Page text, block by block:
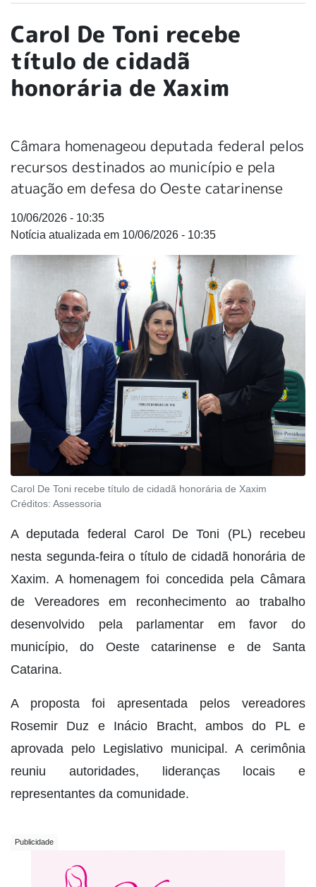
Carol De Toni recebe
título de cidadã
honorária de Xaxim
Câmara homenageou deputada federal pelos
recursos destinados ao município e pela
atuação em defesa do Oeste catarinense
10/06/2026 - 10:35
10/06/2026 - 10:35
Carol De Toni recebe título de cidadã honorária de Xaxim
Créditos: Assessoria
A deputada federal Carol De Toni (PL) recebeu
nesta segunda-feira o título de cidadã honorária de
Xaxim. A homenagem foi concedida pela Câmara
de Vereadores em reconhecimento ao trabalho
desenvolvido pela parlamentar em favor do
município, do Oeste catarinense e de Santa
Catarina.
A proposta foi apresentada pelos vereadores
Rosemir Duz e Inácio Bracht, ambos do PL e
aprovada pelo Legislativo municipal. A cerimônia
reuniu autoridades, lideranças locais e
representantes da comunidade.